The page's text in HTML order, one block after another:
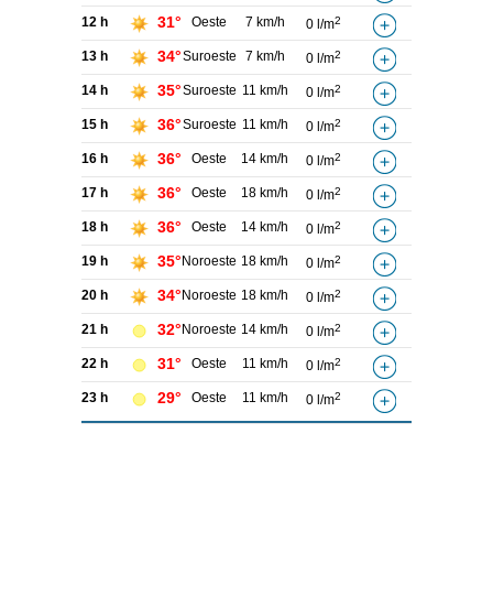
12 h 31° Oeste 7 km/h 0 l/m2
13 h 34°Suroeste 7 km/h 0 l/m2
14 h 35°Suroeste 11 km/h 0 l/m2
15 h 36°Suroeste 11 km/h 0 l/m2
16 h 36° Oeste 14 km/h 0 l/m2
17 h 36° Oeste 18 km/h 0 l/m2
18 h 36° Oeste 14 km/h 0 l/m2
19 h 35° Noroeste 18 km/h 0 l/m2
20 h 34° Noroeste 18 km/h 0 l/m2
21 h 32° Noroeste 14 km/h 0 l/m2
22 h 31° Oeste 11 km/h 0 l/m2
23 h 29° Oeste 11 km/h 0 l/m2